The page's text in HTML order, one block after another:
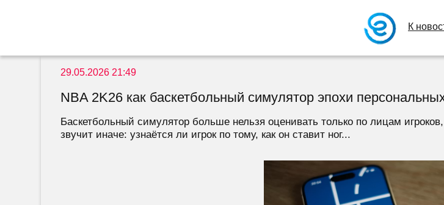
К
29.05.2026 21:49
NBA 2K26 как баскетбольный симулятор эпохи
Баскетбольный симулятор больше нельзя оценивать только по лицам
звучит иначе: узнаётся ли игрок по тому, как он ставит ног...